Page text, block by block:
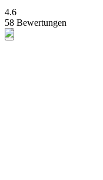
4.6
58 Bewertungen